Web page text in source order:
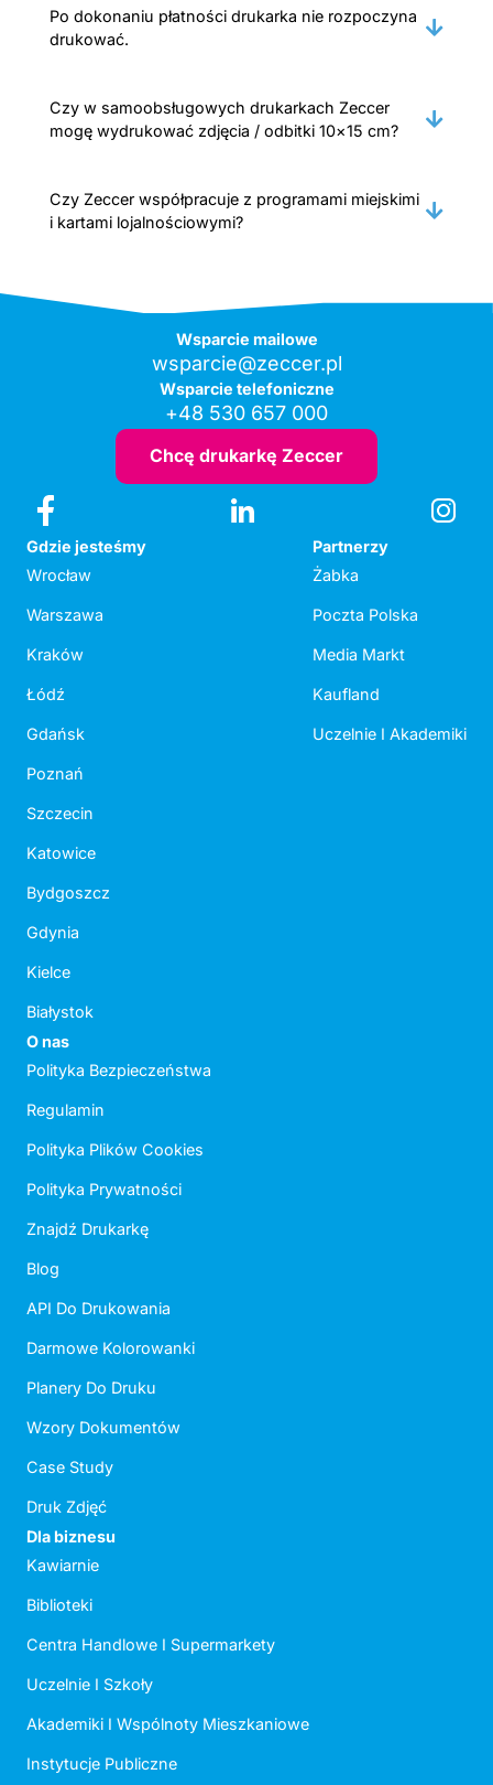
Po dokonaniu płatności drukarka nie rozpoczyna
drukować.
Czy w samoobsługowych drukarkach Zeccer
mogę wydrukować zdjęcia / odbitki 10×15 cm?
Czy Zeccer współpracuje z programami miejskimi
i kartami lojalnościowymi?
Wsparcie mailowe
wsparcie@zeccer.pl
Wsparcie telefoniczne
+48 530 657 000
Chcę drukarkę Zeccer
Gdzie jesteśmy
Wrocław
Warszawa
Kraków
Łódź
Gdańsk
Poznań
Szczecin
Katowice
Bydgoszcz
Gdynia
Kielce
Białystok
Partnerzy
Żabka
Poczta Polska
Media Markt
Kaufland
Uczelnie I Akademiki
O nas
Polityka Bezpieczeństwa
Regulamin
Polityka Plików Cookies
Polityka Prywatności
Znajdź Drukarkę
Blog
API Do Drukowania
Darmowe Kolorowanki
Planery Do Druku
Wzory Dokumentów
Case Study
Druk Zdjęć
Dla biznesu
Kawiarnie
Biblioteki
Centra Handlowe I Supermarkety
Uczelnie I Szkoły
Akademiki I Wspólnoty Mieszkaniowe
Instytucje Publiczne